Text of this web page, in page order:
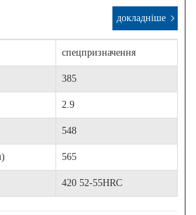
докладніше
спецпризначення
385
2.9
548
565
420 52-55HRC